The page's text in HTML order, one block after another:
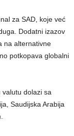
za SAD, koje već
Dodatni izazov
na alternativne
potkopava globalni
valutu dolazi sa
Saudijska Arabija